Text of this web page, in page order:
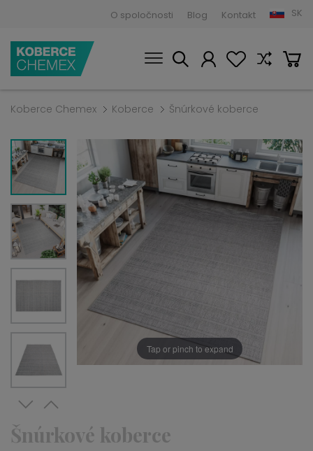
O spoločnosti Blog Kontakt SK
Koberce Chemex Koberce Šnúrkové koberce
Tap or pinch to expand
Šnúrkové koberce